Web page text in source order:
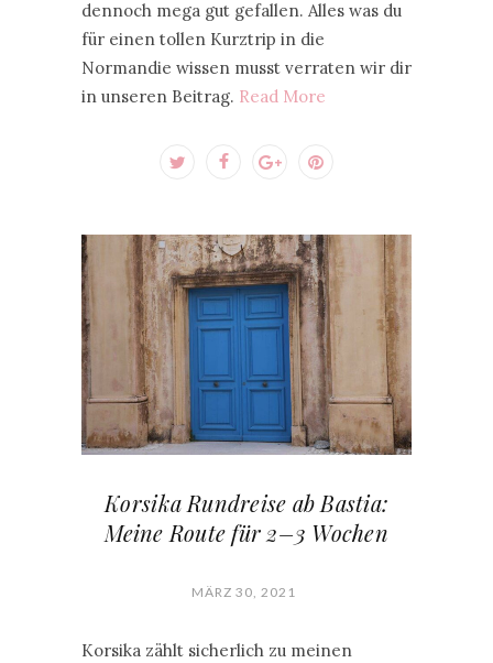
dennoch mega gut gefallen. Alles was du
für einen tollen Kurztrip in die
Normandie wissen musst verraten wir dir
in unseren Beitrag. Read More
Korsika Rundreise ab Bastia:
Meine Route für 2–3 Wochen
MÄRZ 30, 2021
Korsika zählt sicherlich zu meinen